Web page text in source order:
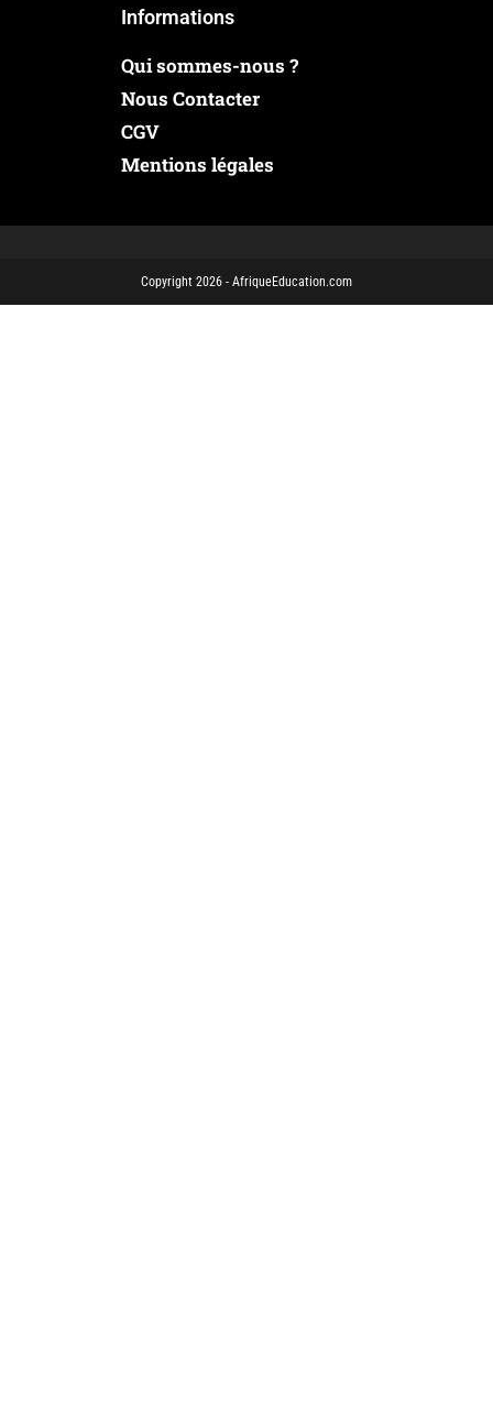
Informations
Qui sommes-nous ?
Nous Contacter
CGV
Mentions légales
Copyright 2026 - AfriqueEducation.com